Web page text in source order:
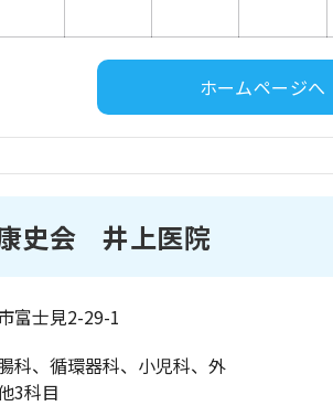
ホームページへ
史会 井上医院
富士見2-29-1
科、循環器科、小児科、外
3科目